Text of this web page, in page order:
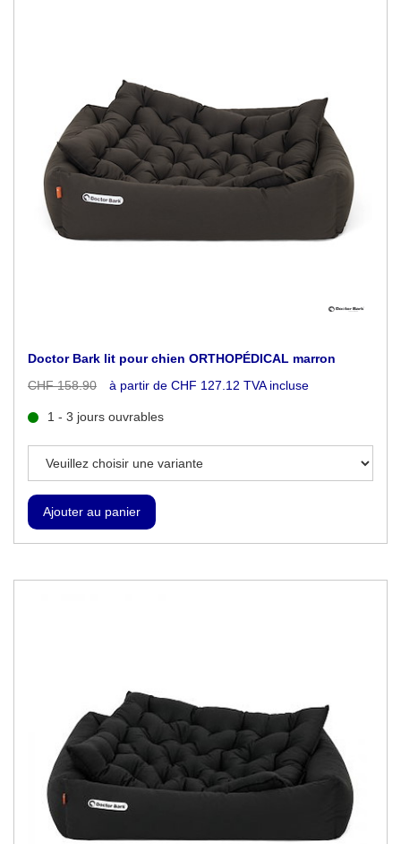
Doctor Bark lit pour chien ORTHOPÉDICAL marron
CHF 158.90
à partir de CHF 127.12 TVA incluse
1 - 3 jours ouvrables